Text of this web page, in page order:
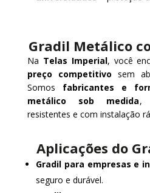
Gradil Metálico
Na Telas Imperial, você
preço competitivo sem
Somos fabricantes e
metálico sob medida,
resistentes e com instalação
Aplicações do
Gradil para empresas e
seguro e durável.